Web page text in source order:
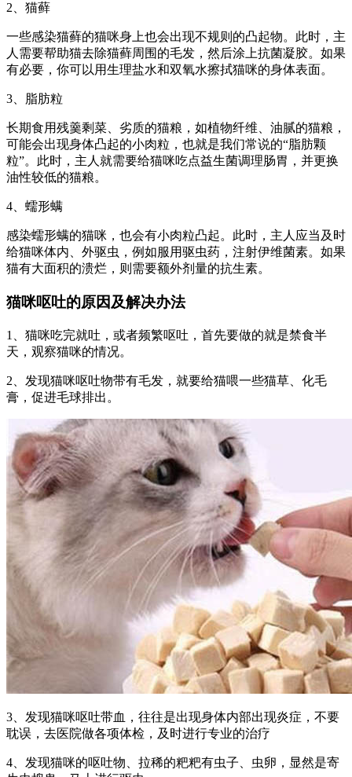
2、猫藓
一些感染猫藓的猫咪身上也会出现不规则的凸起物。此时，主
人需要帮助猫去除猫藓周围的毛发，然后涂上抗菌凝胶。如果
有必要，你可以用生理盐水和双氧水擦拭猫咪的身体表面。
3、脂肪粒
长期食用残羹剩菜、劣质的猫粮，如植物纤维、油腻的猫粮，
可能会出现身体凸起的小肉粒，也就是我们常说的“脂肪颗
粒”。此时，主人就需要给猫咪吃点益生菌调理肠胃，并更换
油性较低的猫粮。
4、蠕形螨
感染蠕形螨的猫咪，也会有小肉粒凸起。此时，主人应当及时
给猫咪体内、外驱虫，例如服用驱虫药，注射伊维菌素。如果
猫有大面积的溃烂，则需要额外剂量的抗生素。
猫咪呕吐的原因及解决办法
1、猫咪吃完就吐，或者频繁呕吐，首先要做的就是禁食半
天，观察猫咪的情况。
2、发现猫咪呕吐物带有毛发，就要给猫喂一些猫草、化毛
膏，促进毛球排出。
3、发现猫咪呕吐带血，往往是出现身体内部出现炎症，不要
耽误，去医院做各项体检，及时进行专业的治疗
4、发现猫咪的呕吐物、拉稀的粑粑有虫子、虫卵，显然是寄